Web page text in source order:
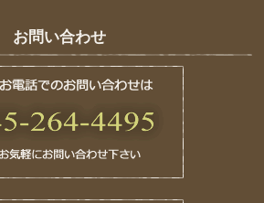
お問い合わせ